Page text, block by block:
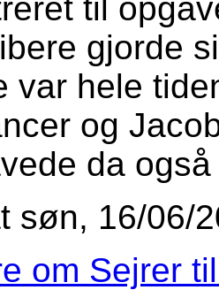
til
gjorde
var hele
og
da
søn, 16/06/
om Sejrer